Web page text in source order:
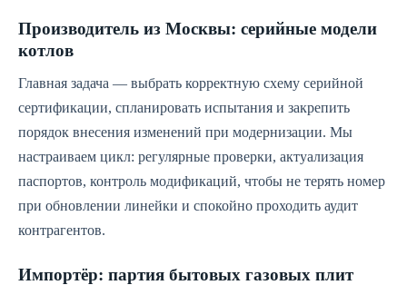
Производитель из Москвы: серийные модели
котлов
Главная задача — выбрать корректную схему серийной
сертификации, спланировать испытания и закрепить
порядок внесения изменений при модернизации. Мы
настраиваем цикл: регулярные проверки, актуализация
паспортов, контроль модификаций, чтобы не терять номер
при обновлении линейки и спокойно проходить аудит
контрагентов.
Импортёр: партия бытовых газовых плит